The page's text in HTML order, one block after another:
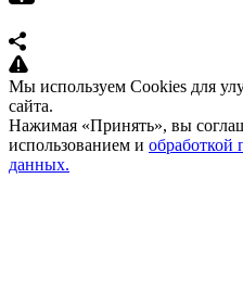
Мы используем Cookies для
сайта.
Нажимая «Принять», вы
использованием и обработкой
данных.